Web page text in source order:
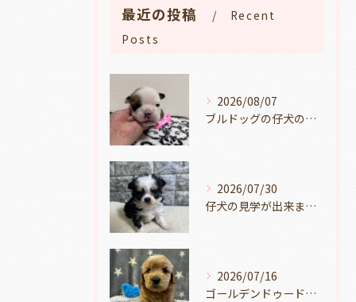
最近の投稿
Recent
Posts
2026/08/07
ブルドッグの仔犬のお目目があきました👀💑🐶岐阜県養老町のブリーダーワンダフルパピーです。
2026/07/30
仔犬の見学が出来ます🐶岐阜県養老町のブリーダーワンダフルパピーです。
2026/07/16
ゴールデンドゥードルの仔犬の見学が出来ます🐶🐶🐶岐阜県養老町のブリーダーワンダフルパピーです。